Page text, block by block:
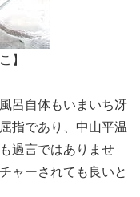
】
呂自体もいまいち冴
指であり、中山平温
過言ではありませ
ャーされても良いと